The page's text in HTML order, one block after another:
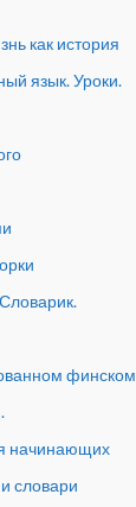
как история
язык. Уроки.
финском
начинающих
словари